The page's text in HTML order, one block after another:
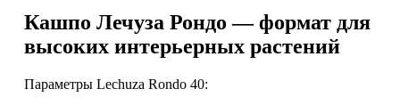
Кашпо Лечуза Рондо — формат для
высоких интерьерных растений
Параметры Lechuza Rondo 40: